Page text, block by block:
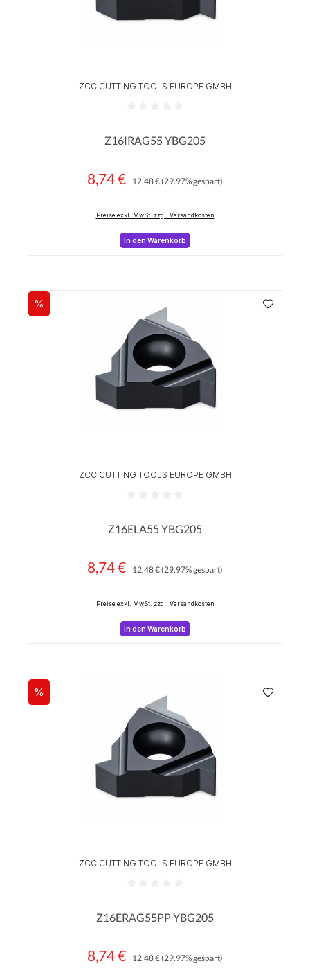
ZCC CUTTING TOOLS EUROPE GMBH
Z16IRAG55 YBG205
Verkaufspreis:
8,74 € 12,48 €(29.97% gespart)
Preise exkl. MwSt. zzgl. Versandkosten
In den Warenkorb
Rabatt
%
ZCC CUTTING TOOLS EUROPE GMBH
Z16ELA55 YBG205
Verkaufspreis:
8,74 € 12,48 €(29.97% gespart)
Preise exkl. MwSt. zzgl. Versandkosten
In den Warenkorb
Rabatt
%
ZCC CUTTING TOOLS EUROPE GMBH
Z16ERAG55PP YBG205
Verkaufspreis:
8,74 € 12,48 €(29.97% gespart)